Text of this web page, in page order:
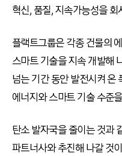
혁신, 품질, 지속가능성을
플랙트그룹은 각종 건물의
스마트 기술을 지속 개발해
넘는 기간 동안 발전시켜 온
에너지와 스마트 기술 수준
탄소 발자국을 줄이는 것과
파트너사와 추진해 나갈 것